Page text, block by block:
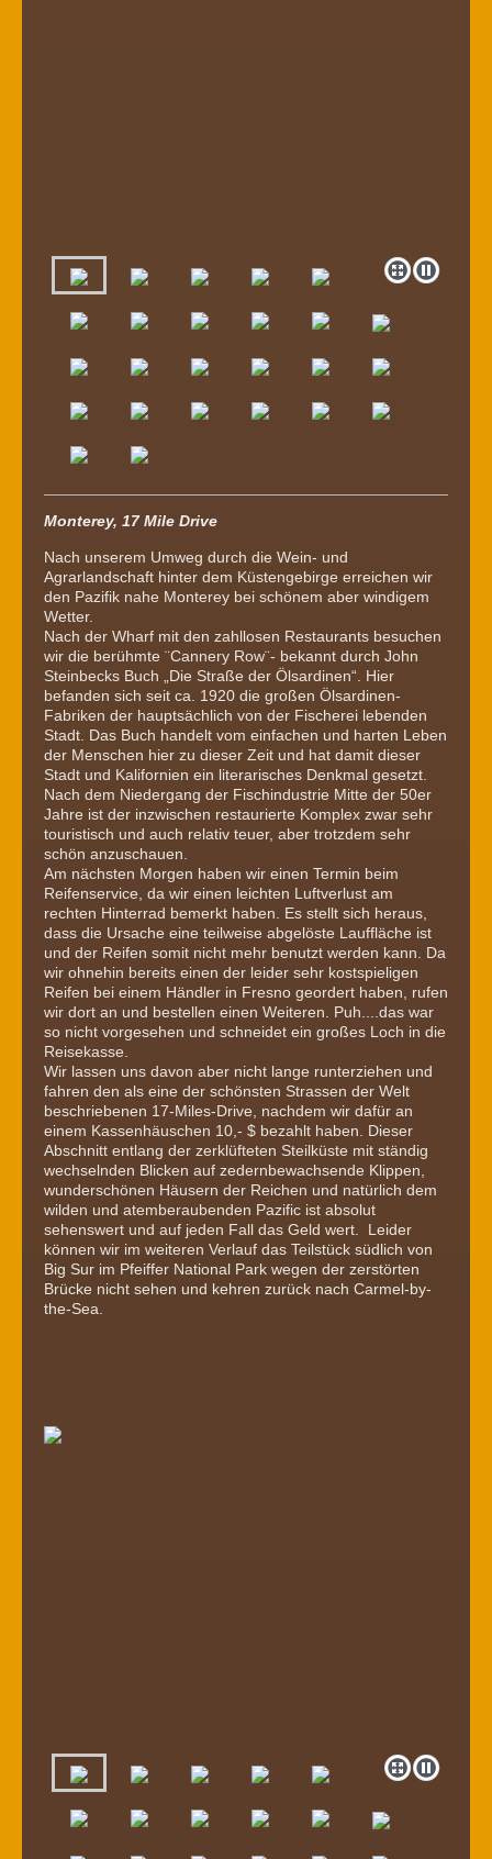
Monterey, 17 Mile Drive
Nach unserem Umweg durch die Wein- und
Agrarlandschaft hinter dem Küstengebirge erreichen wir
den Pazifik nahe Monterey bei schönem aber windigem
Wetter.
Nach der Wharf mit den zahllosen Restaurants besuchen
wir die berühmte ¨Cannery Row¨- bekannt durch John
Steinbecks Buch „Die Straße der Ölsardinen“. Hier
befanden sich seit ca. 1920 die großen Ölsardinen-
Fabriken der hauptsächlich von der Fischerei lebenden
Stadt. Das Buch handelt vom einfachen und harten Leben
der Menschen hier zu dieser Zeit und hat damit dieser
Stadt und Kalifornien ein literarisches Denkmal gesetzt.
Nach dem Niedergang der Fischindustrie Mitte der 50er
Jahre ist der inzwischen restaurierte Komplex zwar sehr
touristisch und auch relativ teuer, aber trotzdem sehr
schön anzuschauen.
Am nächsten Morgen haben wir einen Termin beim
Reifenservice, da wir einen leichten Luftverlust am
rechten Hinterrad bemerkt haben. Es stellt sich heraus,
dass die Ursache eine teilweise abgelöste Lauffläche ist
und der Reifen somit nicht mehr benutzt werden kann. Da
wir ohnehin bereits einen der leider sehr kostspieligen
Reifen bei einem Händler in Fresno geordert haben, rufen
wir dort an und bestellen einen Weiteren. Puh....das war
so nicht vorgesehen und schneidet ein großes Loch in die
Reisekasse.
Wir lassen uns davon aber nicht lange runterziehen und
fahren den als eine der schönsten Strassen der Welt
beschriebenen 17-Miles-Drive, nachdem wir dafür an
einem Kassenhäuschen 10,- $ bezahlt haben. Dieser
Abschnitt entlang der zerklüfteten Steilküste mit ständig
wechselnden Blicken auf zedernbewachsende Klippen,
wunderschönen Häusern der Reichen und natürlich dem
wilden und atemberaubenden Pazific ist absolut
sehenswert und auf jeden Fall das Geld wert. Leider
können wir im weiteren Verlauf das Teilstück südlich von
Big Sur im Pfeiffer National Park wegen der zerstörten
Brücke nicht sehen und kehren zurück nach Carmel-by-
the-Sea.